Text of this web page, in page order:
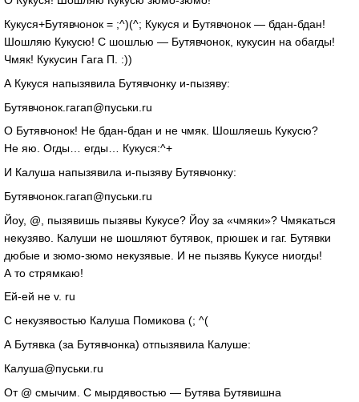
Кукуся+Бутявчонок = ;^)(^; Кукуся и Бутявчонок — бдан-бдан!
Шошляю Кукусю! С шошлью — Бутявчонок, кукусин на обагды!
Чмяк! Кукусин Гага П. :))
А Кукуся напызявила Бутявчонку и-пызяву:
Бутявчонок.гагап@пуськи.ru
О Бутявчонок! Не бдан-бдан и не чмяк. Шошляешь Кукусю?
Не яю. Огды… егды… Кукуся:^+
И Калуша напызявила и-пызяву Бутявчонку:
Бутявчонок.гагап@пуськи.ru
Йоу, @, пызявишь пызявы Кукусе? Йоу за «чмяки»? Чмякаться
некузяво. Калуши не шошляют бутявок, прюшек и гаг. Бутявки
дюбые и зюмо-зюмо некузявые. И не пызявь Кукусе ниогды!
А то стрямкаю!
Ей-ей не v. ru
С некузявостью Калуша Помикова (; ^(
А Бутявка (за Бутявчонка) отпызявила Калуше:
Калуша@пуськи.ru
От @ смычим. С мырдявостью — Бутява Бутявишна